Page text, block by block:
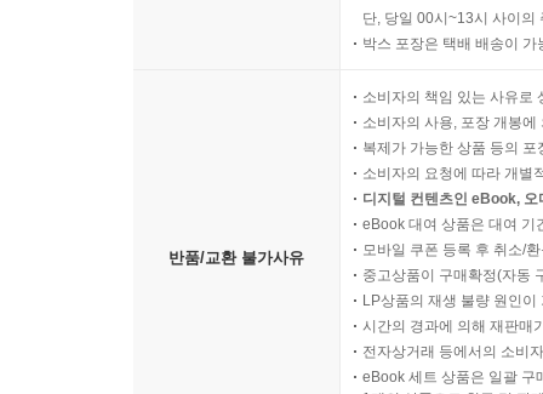
단, 당일 00시~13시 사이의
박스 포장은 택배 배송이
반품/교환 불가사유
소비자의 책임 있는 사유로
소비자의 사용, 포장 개봉
복제가 가능한 상품 등의
소비자의 요청에 따라 개별
디지털 컨텐츠인 eBook,
eBook 대여 상품은 대여 기
모바일 쿠폰 등록 후 취소/
중고상품이 구매확정(자동
LP상품의 재생 불량 원인
시간의 경과에 의해 재판매
전자상거래 등에서의 소비
eBook 세트 상품은 일괄 구